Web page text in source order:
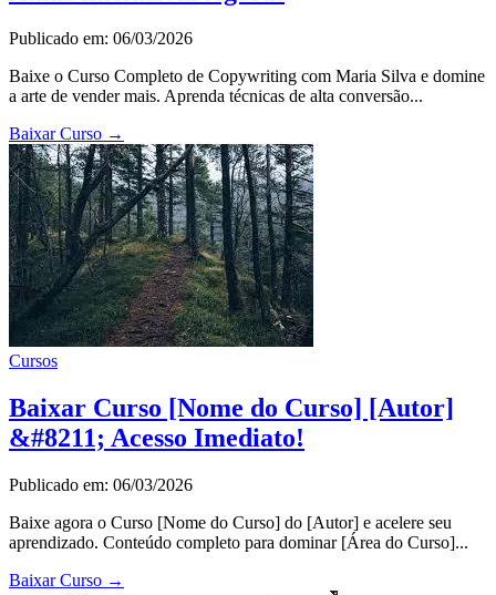
Publicado em: 06/03/2026
Baixe o Curso Completo de Copywriting com Maria Silva e domine
a arte de vender mais. Aprenda técnicas de alta conversão...
Baixar Curso →
Cursos
Baixar Curso [Nome do Curso] [Autor]
&#8211; Acesso Imediato!
Publicado em: 06/03/2026
Baixe agora o Curso [Nome do Curso] do [Autor] e acelere seu
aprendizado. Conteúdo completo para dominar [Área do Curso]...
Baixar Curso →